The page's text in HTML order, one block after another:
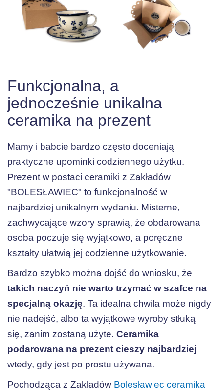
Funkcjonalna, a
jednocześnie unikalna
ceramika na prezent
Mamy i babcie bardzo często doceniają
praktyczne upominki codziennego użytku.
Prezent w postaci ceramiki z Zakładów
"BOLESŁAWIEC" to funkcjonalność w
najbardziej unikalnym wydaniu. Misterne,
zachwycające wzory sprawią, że obdarowana
osoba poczuje się wyjątkowo, a poręczne
kształty ułatwią jej codzienne użytkowanie.
Bardzo szybko można dojść do wniosku, że
takich naczyń nie warto trzymać w szafce na
specjalną okazję. Ta idealna chwila może nigdy
nie nadejść, albo ta wyjątkowe wyroby stłuką
się, zanim zostaną użyte. Ceramika
podarowana na prezent cieszy najbardziej
wtedy, gdy jest po prostu używana.
Pochodząca z Zakładów Bolesławiec ceramika